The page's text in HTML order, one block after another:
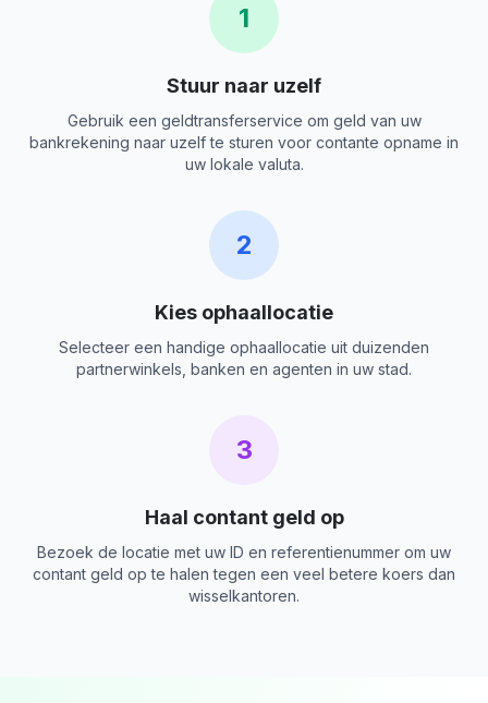
1
Stuur naar uzelf
Gebruik een geldtransferservice om geld van uw
bankrekening naar uzelf te sturen voor contante opname in
uw lokale valuta.
2
Kies ophaallocatie
Selecteer een handige ophaallocatie uit duizenden
partnerwinkels, banken en agenten in uw stad.
3
Haal contant geld op
Bezoek de locatie met uw ID en referentienummer om uw
contant geld op te halen tegen een veel betere koers dan
wisselkantoren.